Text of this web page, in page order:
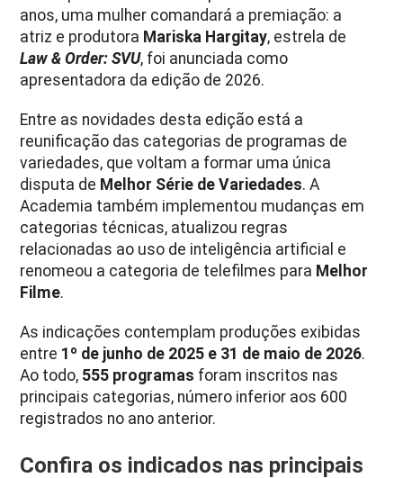
anos, uma mulher comandará a premiação: a
atriz e produtora Mariska Hargitay, estrela de
Law & Order: SVU, foi anunciada como
apresentadora da edição de 2026.
Entre as novidades desta edição está a
reunificação das categorias de programas de
variedades, que voltam a formar uma única
disputa de Melhor Série de Variedades. A
Academia também implementou mudanças em
categorias técnicas, atualizou regras
relacionadas ao uso de inteligência artificial e
renomeou a categoria de telefilmes para Melhor
Filme.
As indicações contemplam produções exibidas
entre 1º de junho de 2025 e 31 de maio de 2026.
Ao todo, 555 programas foram inscritos nas
principais categorias, número inferior aos 600
registrados no ano anterior.
Confira os indicados nas principais